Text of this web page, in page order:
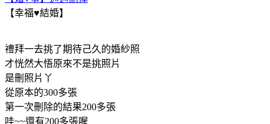
【幸福♥結婚】
禮拜一去挑了期待己久的婚紗照
才恍然大悟原來不是挑照片
是刪照片丫
從原本的300多張
第一次刪除的結果200多張
哇~~還有200多張喔